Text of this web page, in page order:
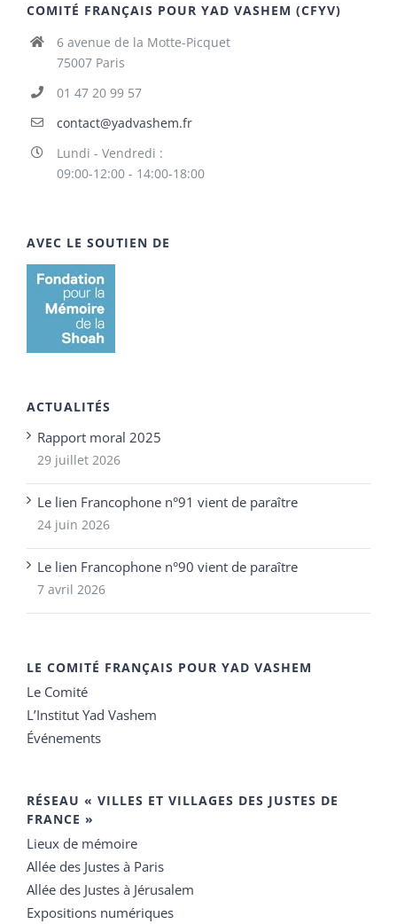
COMITÉ FRANÇAIS POUR YAD VASHEM (CFYV)
6 avenue de la Motte-Picquet
75007 Paris
01 47 20 99 57
contact@yadvashem.fr
Lundi - Vendredi :
09:00-12:00 - 14:00-18:00
AVEC LE SOUTIEN DE
ACTUALITÉS
Rapport moral 2025
29 juillet 2026
Le lien Francophone n°91 vient de paraître
24 juin 2026
Le lien Francophone n°90 vient de paraître
7 avril 2026
LE COMITÉ FRANÇAIS POUR YAD VASHEM
Le Comité
L’Institut Yad Vashem
Événements
RÉSEAU « VILLES ET VILLAGES DES JUSTES DE
FRANCE »
Lieux de mémoire
Allée des Justes à Paris
Allée des Justes à Jérusalem
Expositions numériques